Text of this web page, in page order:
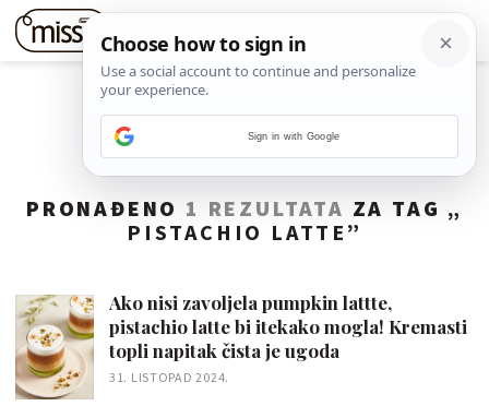
PRONAĐENO 1 REZULTATA ZA TAG „
PISTACHIO LATTE ”
Ako nisi zavoljela pumpkin lattte,
pistachio latte bi itekako mogla! Kremasti
topli napitak čista je ugoda
31. LISTOPAD 2024.
Sign in with Google